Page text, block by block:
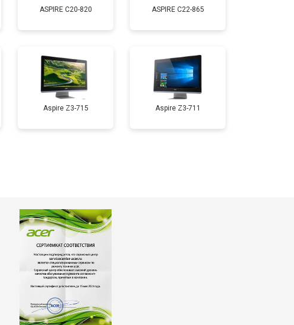
ASPIRE C20-820 ASPIRE C22-865
Aspire Z3-715 Aspire Z3-711